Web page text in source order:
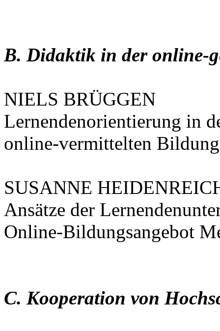
B. Didaktik in der online-
NIELS BRÜGGEN
Lernendenorientierung in
online-vermittelten
SUSANNE
Ansätze der
Online-Bildungsangebot
C. Kooperation von